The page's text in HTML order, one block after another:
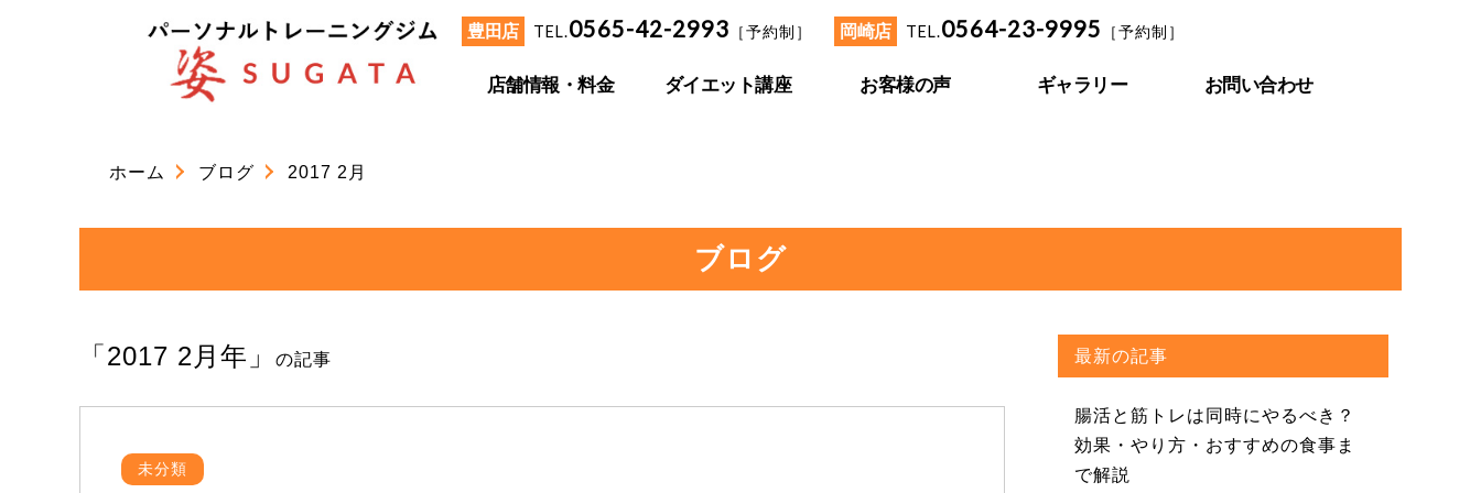
豊田店 TEL.0565-42-2993 ［予約制］ 岡崎店 TEL.0564-23-9995 ［予約制］
店舗情報・料金 ダイエット講座 お客様の声 ギャラリー お問い合わせ
ホーム ブログ 2017 2月
ブログ
「2017 2月年」 の記事
未分類
最新の記事
腸活と筋トレは同時にやるべき？
効果・やり方・おすすめの食事ま
で解説